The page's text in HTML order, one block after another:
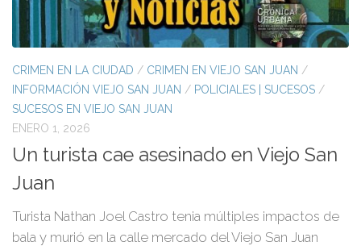
CRIMEN EN LA CIUDAD / CRIMEN EN VIEJO SAN JUAN /
INFORMACIÓN VIEJO SAN JUAN / POLICIALES | SUCESOS /
SUCESOS EN VIEJO SAN JUAN
ENERO 1, 2026
Un turista cae asesinado en Viejo San
Juan
Turista Nathan Joel Castro tenia múltiples impactos de
bala y murió en la calle mercado del Viejo San Juan